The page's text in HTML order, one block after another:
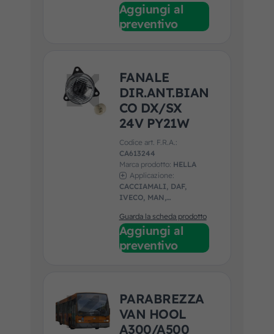
Aggiungi al
preventivo
FANALE
DIR.ANT.BIAN
CO DX/SX
24V PY21W
Codice art. F.R.A.:
CA613244
Marca prodotto: HELLA
Applicazione:
CACCIAMALI, DAF,
IVECO, MAN,
SCANIA, SOLARIS,
UNIVERSALE, VAN
HOOL, VDL, VOLVO
Guarda la scheda prodotto
Aggiungi al
preventivo
PARABREZZA
VAN HOOL
A300/A500